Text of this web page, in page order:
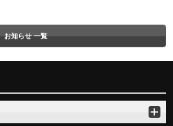
お知らせ 一覧